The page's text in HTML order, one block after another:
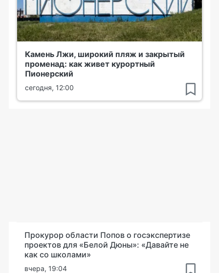
Камень Лжи, широкий пляж и закрытый
променад: как живет курортный
Пионерский
сегодня, 12:00
Прокурор области Попов о госэкспертизе
проектов для «Белой Дюны»: «Давайте не
как со школами»
вчера, 19:04